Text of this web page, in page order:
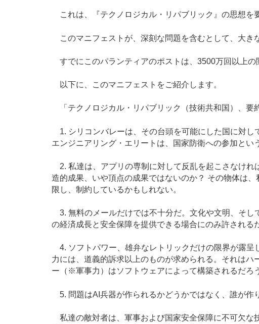
これは、『テクノロジカル・リパブリック』の思想を
このマニフェストが、深刻な問題を含むとして、大き
すでにこのパランティアのポストは、3500万回以上の
以下に、このマニフェストをご紹介します。
「テクノロジカル・リパブリック（技術共和国）、要
1. シリコンバレーは、その台頭を可能にした国に対し
エンジニアリング・エリートは、国家防衛への参加とい
2. 私達は、アプリの専制に対して反乱を起こさなけれ
造的成果、いや頂点の成果ではないのか？ その物体は
限し、制約しているかもしれない。
3. 無料のメールだけでは不十分だ。文化や文明、そし
の経済成長と安全保障を提供できる場合にのみ許される
4. ソフトパワー、雄弁なレトリックだけの限界が露呈
力には、道義的訴求以上のものが求められる。それは
ー（※軍事力）はソフトウェアによって構築されるだろ
5. 問題はAI兵器が作られるかどうかではなく、誰が作
私達の敵対者は、軍事および国家安全保障に不可欠な